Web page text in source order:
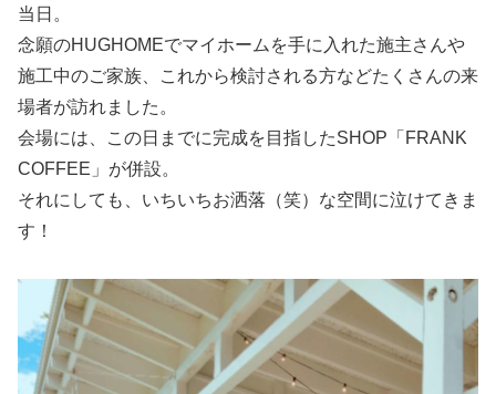
当日。
念願のHUGHOMEでマイホームを手に入れた施主さんや
施工中のご家族、これから検討される方などたくさんの来
場者が訪れました。
会場には、この日までに完成を目指したSHOP「FRANK
COFFEE」が併設。
それにしても、いちいちお洒落（笑）な空間に泣けてきま
す！